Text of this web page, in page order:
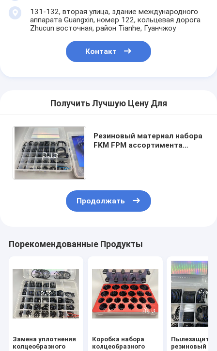
131-132, вторая улица, здание международного
аппарата Guangxin, номер 122, кольцевая дорога
Zhucun восточная, район Tianhe, Гуанчжоу
Контакт
Получить Лучшую Цену Для
Резиновый материал набора
FKM FPM ассортимента
Продолжать
Порекомендованные Продукты
Замена уплотнения
колцеобразного
Коробка набора
колцеобразного
резиновый